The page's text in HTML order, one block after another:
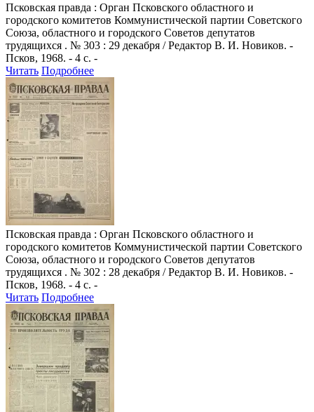
Псковская правда : Орган Псковского областного и
городского комитетов Коммунистической партии Советского
Союза, областного и городского Советов депутатов
трудящихся . № 303 : 29 декабря / Редактор В. И. Новиков. -
Псков, 1968. - 4 с. -
Читать Подробнее
Псковская правда : Орган Псковского областного и
городского комитетов Коммунистической партии Советского
Союза, областного и городского Советов депутатов
трудящихся . № 302 : 28 декабря / Редактор В. И. Новиков. -
Псков, 1968. - 4 с. -
Читать Подробнее